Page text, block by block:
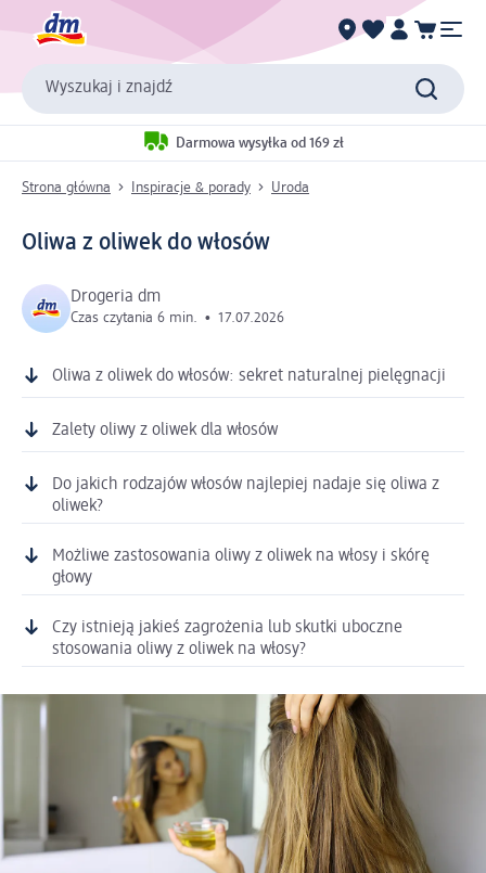
Wyszukaj i znajdź
Darmowa wysyłka od 169 zł
Strona główna Inspiracje & porady Uroda
Oliwa z oliwek do włosów
Drogeria dm
Czas czytania 6 min. • 17.07.2026
Oliwa z oliwek do włosów: sekret naturalnej pielęgnacji
Zalety oliwy z oliwek dla włosów
Do jakich rodzajów włosów najlepiej nadaje się oliwa z
oliwek?
Możliwe zastosowania oliwy z oliwek na włosy i skórę
głowy
Czy istnieją jakieś zagrożenia lub skutki uboczne
stosowania oliwy z oliwek na włosy?